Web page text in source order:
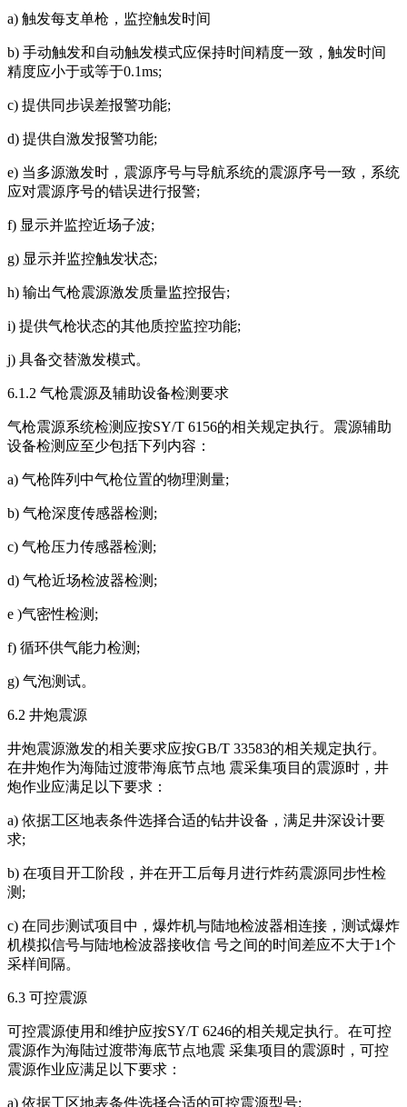
a) 触发每支单枪，监控触发时间
b) 手动触发和自动触发模式应保持时间精度一致，触发时间
精度应小于或等于0.1ms;
c) 提供同步误差报警功能;
d) 提供自激发报警功能;
e) 当多源激发时，震源序号与导航系统的震源序号一致，系统
应对震源序号的错误进行报警;
f) 显示并监控近场子波;
g) 显示并监控触发状态;
h) 输出气枪震源激发质量监控报告;
i) 提供气枪状态的其他质控监控功能;
j) 具备交替激发模式。
6.1.2 气枪震源及辅助设备检测要求
气枪震源系统检测应按SY/T 6156的相关规定执行。震源辅助
设备检测应至少包括下列内容：
a) 气枪阵列中气枪位置的物理测量;
b) 气枪深度传感器检测;
c) 气枪压力传感器检测;
d) 气枪近场检波器检测;
e )气密性检测;
f) 循环供气能力检测;
g) 气泡测试。
6.2 井炮震源
井炮震源激发的相关要求应按GB/T 33583的相关规定执行。
在井炮作为海陆过渡带海底节点地 震采集项目的震源时，井
炮作业应满足以下要求：
a) 依据工区地表条件选择合适的钻井设备，满足井深设计要
求;
b) 在项目开工阶段，并在开工后每月进行炸药震源同步性检
测;
c) 在同步测试项目中，爆炸机与陆地检波器相连接，测试爆炸
机模拟信号与陆地检波器接收信 号之间的时间差应不大于1个
采样间隔。
6.3 可控震源
可控震源使用和维护应按SY/T 6246的相关规定执行。在可控
震源作为海陆过渡带海底节点地震 采集项目的震源时，可控
震源作业应满足以下要求：
a) 依据工区地表条件选择合适的可控震源型号;